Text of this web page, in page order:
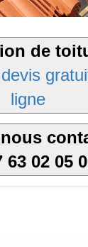
de
devis
ligne
63 02 05